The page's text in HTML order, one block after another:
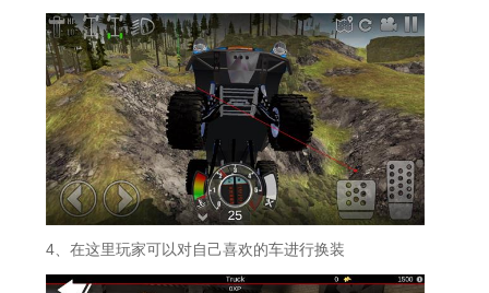
4、在这里玩家可以对自己喜欢的车进行换装